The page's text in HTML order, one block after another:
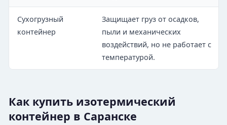
Сухогрузный
контейнер
Защищает груз от осадков,
пыли и механических
воздействий, но не работает с
температурой.
Как купить изотермический
контейнер в Саранске